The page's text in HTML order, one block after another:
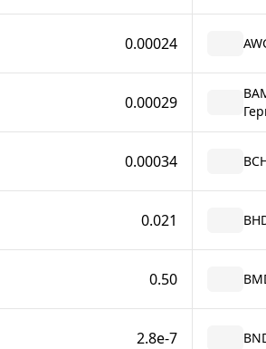
0.00024
0.00029
0.00034
0.021
0.50
2.8e-7